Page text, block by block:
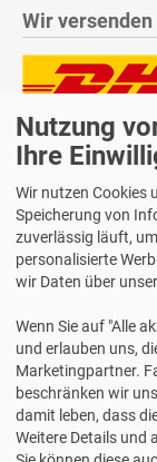
Wir
Lieferung
Alle Texte,
geschützt und
Nutzung
Ihre
Wir nutzen Cookies
Speicherung von
zuverlässig läuft,
personalisierte
wir Daten über
Wenn Sie auf "Alle
und erlauben uns,
Marketingpartner.
beschränken wir
damit leben, dass
Weitere Details und